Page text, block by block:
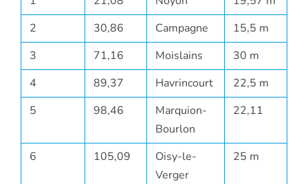
2
30,86 Campagne
15,5 m
3
71,16 Moislains
30 m
4
89,37 Havrincourt
22,5 m
5
98,46
Marquion-
Bourlon
22,11
6 105,09
Oisy-le-
Verger
25 m